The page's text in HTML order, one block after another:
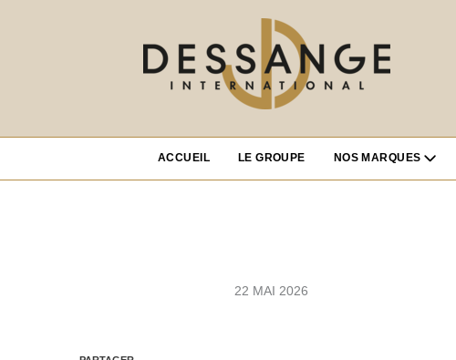
ACCUEIL LE GROUPE NOS MARQUES
22 MAI 2026